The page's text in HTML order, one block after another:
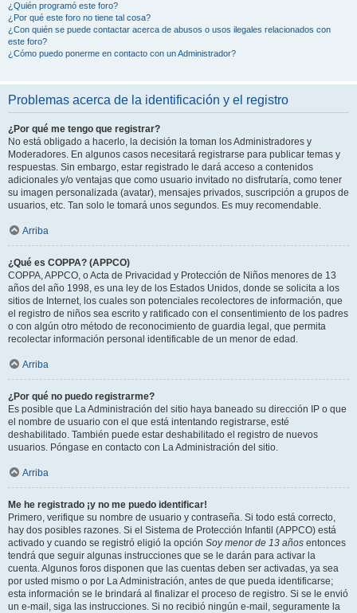
¿Quién programó este foro?
¿Por qué este foro no tiene tal cosa?
¿Con quién se puede contactar acerca de abusos o usos ilegales relacionados con
este foro?
¿Cómo puedo ponerme en contacto con un Administrador?
Problemas acerca de la identificación y el registro
¿Por qué me tengo que registrar?
No está obligado a hacerlo, la decisión la toman los Administradores y
Moderadores. En algunos casos necesitará registrarse para publicar temas y
respuestas. Sin embargo, estar registrado le dará acceso a contenidos
adicionales y/o ventajas que como usuario invitado no disfrutaría, como tener
su imagen personalizada (avatar), mensajes privados, suscripción a grupos de
usuarios, etc. Tan solo le tomará unos segundos. Es muy recomendable.
Arriba
¿Qué es COPPA? (APPCO)
COPPA, APPCO, o Acta de Privacidad y Protección de Niños menores de 13
años del año 1998, es una ley de los Estados Unidos, donde se solicita a los
sitios de Internet, los cuales son potenciales recolectores de información, que
el registro de niños sea escrito y ratificado con el consentimiento de los padres
o con algún otro método de reconocimiento de guardia legal, que permita
recolectar información personal identificable de un menor de edad.
Arriba
¿Por qué no puedo registrarme?
Es posible que La Administración del sitio haya baneado su dirección IP o que
el nombre de usuario con el que está intentando registrarse, esté
deshabilitado. También puede estar deshabilitado el registro de nuevos
usuarios. Póngase en contacto con La Administración del sitio.
Arriba
Me he registrado ¡y no me puedo identificar!
Primero, verifique su nombre de usuario y contraseña. Si todo está correcto,
hay dos posibles razones. Si el Sistema de Protección Infantil (APPCO) está
activado y cuando se registró eligió la opción Soy menor de 13 años entonces
tendrá que seguir algunas instrucciones que se le darán para activar la
cuenta. Algunos foros disponen que las cuentas deben ser activadas, ya sea
por usted mismo o por La Administración, antes de que pueda identificarse;
esta información se le brindará al finalizar el proceso de registro. Si se le envió
un e-mail, siga las instrucciones. Si no recibió ningún e-mail, seguramente la